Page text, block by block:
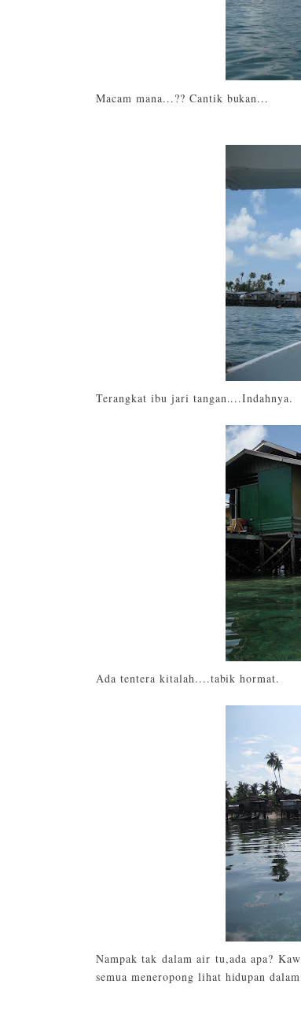
Macam mana...?? Cantik bukan...
Terangkat ibu jari tangan....Indahnya.
Ada tentera kitalah....tabik hormat.
Nampak tak dalam air tu,ada apa?
semua meneropong lihat hidupan